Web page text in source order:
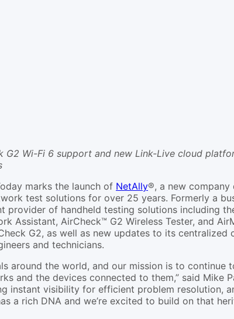
G2 Wi-Fi 6 support and new Link-Live cloud
marks the launch of NetAlly®, a new
test solutions for over 25 years. Formerly a
provider of handheld testing solutions including
Assistant, AirCheck™ G2 Wireless Tester, and
G2, as well as new updates to its centralized
and technicians.
around the world, and our mission is to continue
and the devices connected to them,” said Mike
instant visibility for efficient problem resolution,
a rich DNA and we’re excited to build on that